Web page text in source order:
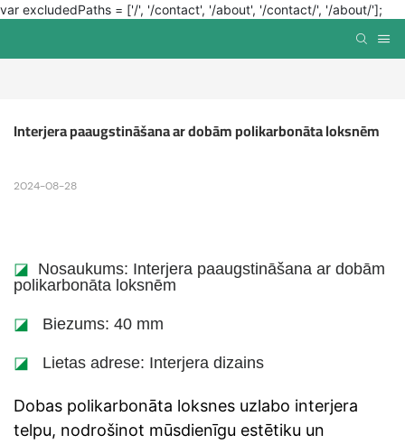
var excludedPaths = ['/', '/contact', '/about', '/contact/', '/about/'];
Interjera paaugstināšana ar dobām polikarbonāta loksnēm
2024-08-28
◪ Nosaukums: Interjera paaugstināšana ar dobām
polikarbonāta loksnēm
◪ Biezums: 40 mm
◪ Lietas adrese: Interjera dizains
Dobas polikarbonāta loksnes uzlabo interjera
telpu, nodrošinot mūsdienīgu estētiku un